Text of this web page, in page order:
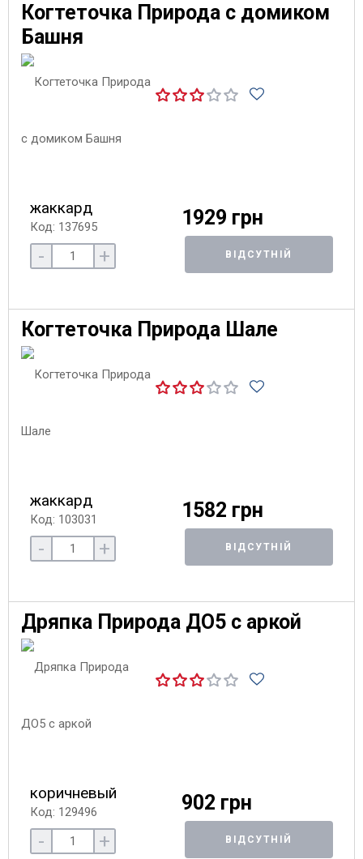
Когтеточка Природа с домиком
Башня
жаккард
Код: 137695 1929 грн
- + ВІДСУТНІЙ
Когтеточка Природа Шале
жаккард
Код: 103031 1582 грн
- + ВІДСУТНІЙ
Дряпка Природа ДО5 с аркой
коричневый
Код: 129496 902 грн
- + ВІДСУТНІЙ